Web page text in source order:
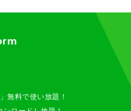
無料で使い放題！